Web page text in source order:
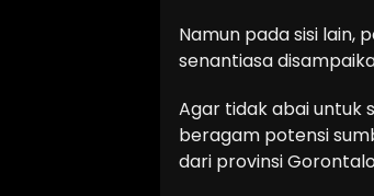
Namun pada sisi lain,
senantiasa
Agar tidak abai untuk
beragam potensi
dari provinsi